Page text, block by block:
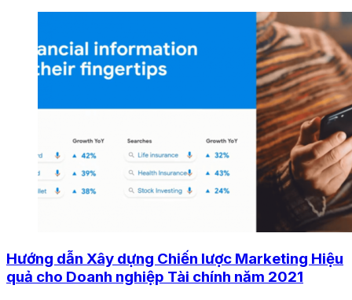
Hướng dẫn Xây dựng Chiến lược Marketing Hiệu
quả cho Doanh nghiệp Tài chính năm 2021